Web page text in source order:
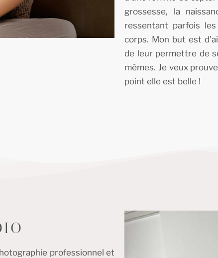
grossesse, la
ressentant parfois
corps. Mon but est
de leur permettre de
mêmes. Je veux
point elle est belle !
professionnel et